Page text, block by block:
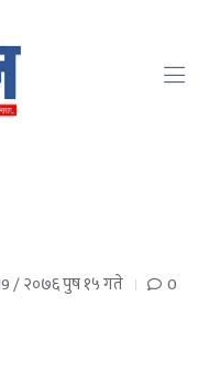
/ २०७६ पुष १५ गते 0